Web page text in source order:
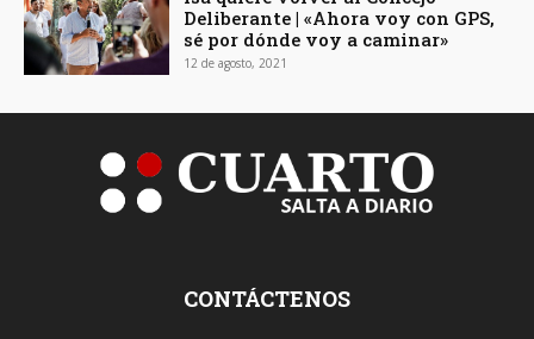
Deliberante | «Ahora voy con GPS,
sé por dónde voy a caminar»
12 de agosto, 2021
CONTÁCTENOS